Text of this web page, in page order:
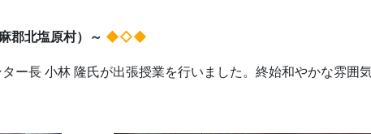
郡北塩原村）～ ◆◇◆
ー長 小林 隆氏が出張授業を行いました。終始和やかな雰囲